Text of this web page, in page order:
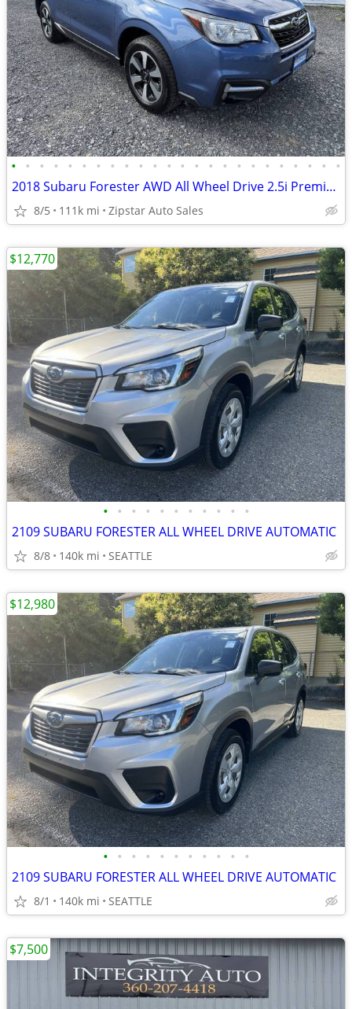
• • • • • • • • • • • • • • • • • • • • • • • •
2018 Subaru Forester AWD All Wheel Drive 2.5i Premium 4dr Wagon 6M Wa
8/5 111k mi Zipstar Auto Sales
• • • • • • • • • • •
2109 SUBARU FORESTER ALL WHEEL DRIVE AUTOMATIC
8/8 140k mi SEATTLE
$12,770
• • • • • • • • • • •
2109 SUBARU FORESTER ALL WHEEL DRIVE AUTOMATIC
8/1 140k mi SEATTLE
$12,980
$7,500